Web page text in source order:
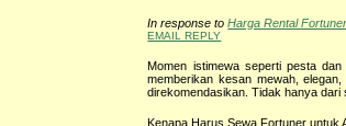
In response toHarga Rental
EMAIL REPLY
Momen istimewa seperti pesta
memberikan kesan mewah,
direkomendasikan. Tidak hanya dari
Kenapa Harus Sewa Fortuner untuk